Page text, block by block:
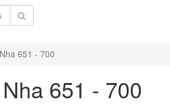
651 - 700
651 - 700